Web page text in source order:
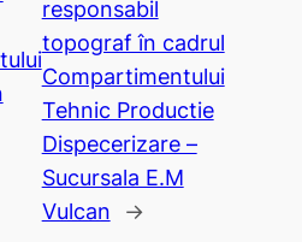
responsabil
topograf în cadrul
Compartimentului
Tehnic Productie
Dispecerizare –
Sucursala E.M
Vulcan
→